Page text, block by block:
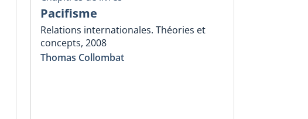
Pacifisme
Relations internationales. Théories et
concepts, 2008
Thomas Collombat